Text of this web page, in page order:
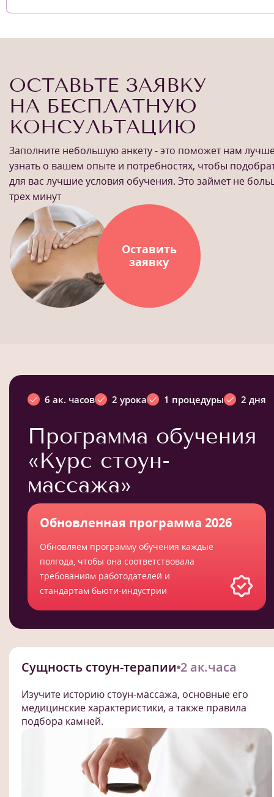
ОСТАВЬТЕ ЗАЯВКУ
НА БЕСПЛАТНУЮ
КОНСУЛЬТАЦИЮ
Заполните небольшую анкету - это поможет нам
узнать о вашем опыте и потребностях, чтобы
для вас лучшие условия обучения. Это займет не
трех минут
Оставить
заявку
6 ак. часов 2 урока 1 процедуры 2 дня
Программа обучения
«Курс стоун-
массажа»
Обновленная программа 2026
Обновляем программу обучения каждые
полгода, чтобы она соответствовала
требованиям работодателей и
стандартам бьюти-индустрии
Сущность стоун-терапии 2 ак.часа
Изучите историю стоун-массажа, основные его
медицинские характеристики, а также правила
подбора камней.